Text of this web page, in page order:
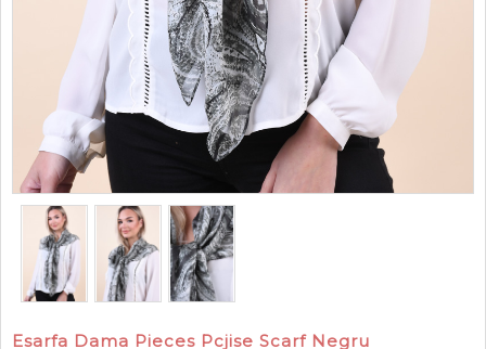
Esarfa Dama Pieces Pcjise Scarf Negru